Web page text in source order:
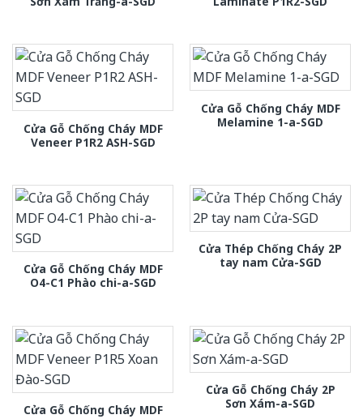
Cửa Gỗ Chống Cháy MDF
Veneer P1R2 ASH-SGD
Cửa Gỗ Chống Cháy MDF
Melamine 1-a-SGD
Cửa Gỗ Chống Cháy MDF
O4-C1 Phào chi-a-SGD
Cửa Thép Chống Cháy 2P
tay nam Cửa-SGD
Cửa Gỗ Chống Cháy MDF
Cửa Gỗ Chống Cháy 2P
Sơn Xám-a-SGD